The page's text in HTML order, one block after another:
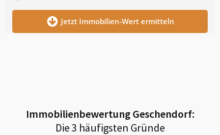
Jetzt Immobilien-Wert ermitteln
Immobilienbewertung Geschendorf:
Die 3 häufigsten Gründe